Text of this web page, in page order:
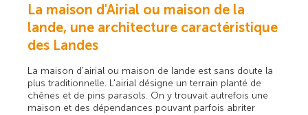
La maison d'Airial ou maison de la
lande, une architecture caractéristique
des Landes
La maison d'airial ou maison de lande est sans doute la
plus traditionnelle. L'airial désigne un terrain planté de
chênes et de pins parasols. On y trouvait autrefois une
maison et des dépendances pouvant parfois abriter